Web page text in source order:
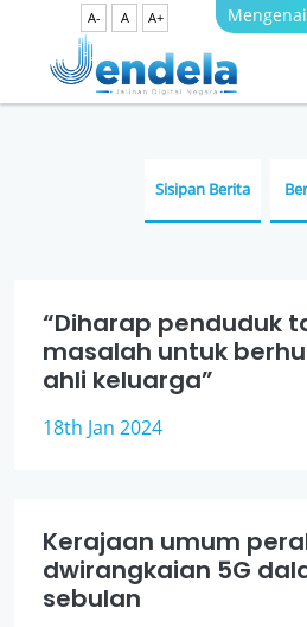
A- A A+ Mengenai
Berita
Sisipan Berita
“Diharap penduduk
masalah untuk
ahli keluarga”
18th Jan 2024
Kerajaan umum
dwirangkaian 5G
sebulan